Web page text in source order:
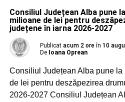
Consiliul Județean Alba pune
milioane de lei pentru
județene în iarna 2026-2027
Publicat acum 2 ore în 10
De Ioana Oprean
Consiliul Județean Alba pune
de lei pentru deszăpezirea
2026-2027 Consiliul Județean